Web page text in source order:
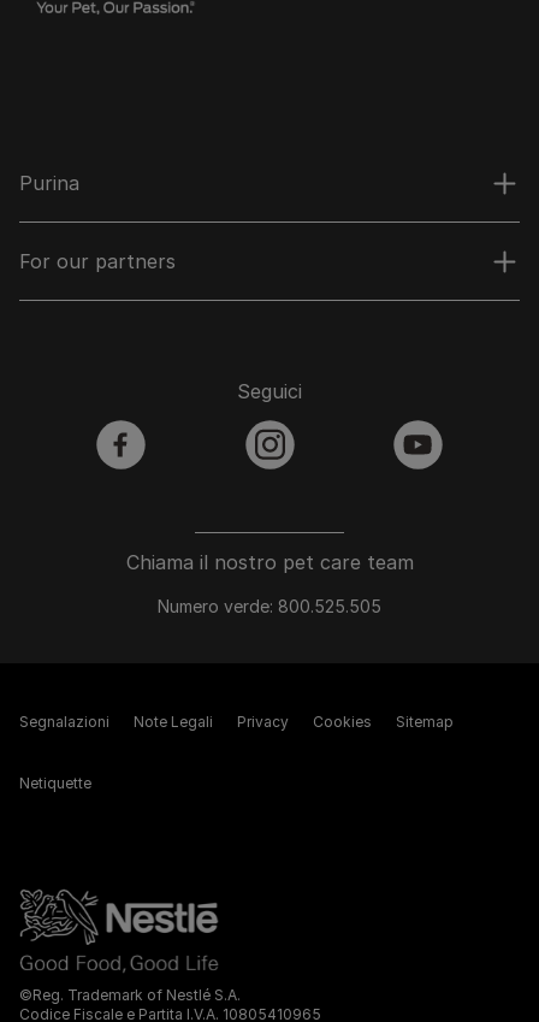
Purina
For our partners
Chiama il nostro pet care team
Numero verde: 800.525.505
Seguici
facebook instagram youtube
©Reg. Trademark of Nestlé S.A.
Codice Fiscale e Partita I.V.A. 10805410965
Segnalazioni Note Legali Privacy Cookies Sitemap
Netiquette